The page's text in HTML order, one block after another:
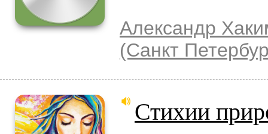
Александр
(Санкт
Стихии